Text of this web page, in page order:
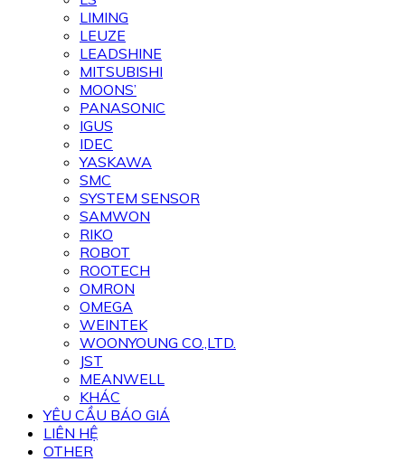
LIMING
LEUZE
LEADSHINE
MITSUBISHI
MOONS’
PANASONIC
IGUS
IDEC
YASKAWA
SMC
SYSTEM SENSOR
SAMWON
RIKO
ROBOT
ROOTECH
OMRON
OMEGA
WEINTEK
WOONYOUNG CO.,LTD.
JST
MEANWELL
KHÁC
YÊU CẦU BÁO GIÁ
LIÊN HỆ
OTHER